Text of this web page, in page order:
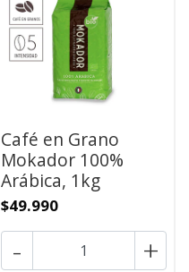
Café en Grano
Mokador 100%
Arábica, 1kg
$49.990
- +